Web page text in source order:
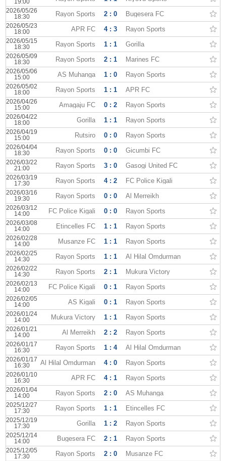
19:00
2026/05/26
18:30
Rayon Sports 2 : 0 Bugesera FC
2026/05/23
18:00
APR FC 4 : 3 Rayon Sports
2026/05/15
18:30
Rayon Sports 1 : 1 Gorilla
2026/05/09
18:30
Rayon Sports 2 : 1 Marines FC
2026/05/06
15:00
AS Muhanga 1 : 0 Rayon Sports
2026/05/02
18:00
Rayon Sports 1 : 1 APR FC
2026/04/26
15:00
Amagaju FC 0 : 2 Rayon Sports
2026/04/22
18:00
Gorilla 1 : 1 Rayon Sports
2026/04/19
15:00
Rutsiro 0 : 0 Rayon Sports
2026/04/04
18:30
Rayon Sports 0 : 0 Gicumbi FC
2026/03/22
21:00
Rayon Sports 3 : 0 Gasogi United FC
2026/03/19
17:30
Rayon Sports 4 : 2 FC Police Kigali
2026/03/16
19:30
Rayon Sports 0 : 0 Al Merreikh
2026/03/12
14:00
FC Police Kigali 0 : 0 Rayon Sports
2026/03/08
14:00
Etincelles FC 1 : 1 Rayon Sports
2026/02/28
14:00
Musanze FC 1 : 1 Rayon Sports
2026/02/25
14:30
Rayon Sports 1 : 1 Al Hilal Omdurman
2026/02/22
14:30
Rayon Sports 2 : 1 Mukura Victory
2026/02/13
14:00
FC Police Kigali 0 : 1 Rayon Sports
2026/02/05
14:00
AS Kigali 0 : 1 Rayon Sports
2026/01/24
14:00
Mukura Victory 1 : 1 Rayon Sports
2026/01/21
14:00
Al Merreikh 2 : 2 Rayon Sports
2026/01/17
16:30
Rayon Sports 1 : 4 Al Hilal Omdurman
2026/01/17
16:30
Al Hilal Omdurman 4 : 0 Rayon Sports
2026/01/10
16:30
APR FC 4 : 1 Rayon Sports
2026/01/04
14:00
Rayon Sports 2 : 0 AS Muhanga
2025/12/27
17:30
Rayon Sports 1 : 1 Etincelles FC
2025/12/19
17:30
Gorilla 1 : 2 Rayon Sports
2025/12/14
14:00
Bugesera FC 2 : 1 Rayon Sports
2025/12/05
17:30
Rayon Sports 2 : 0 Musanze FC